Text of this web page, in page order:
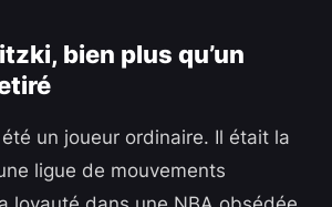
bien plus qu’un
été un joueur ordinaire. Il était la
ligue de mouvements